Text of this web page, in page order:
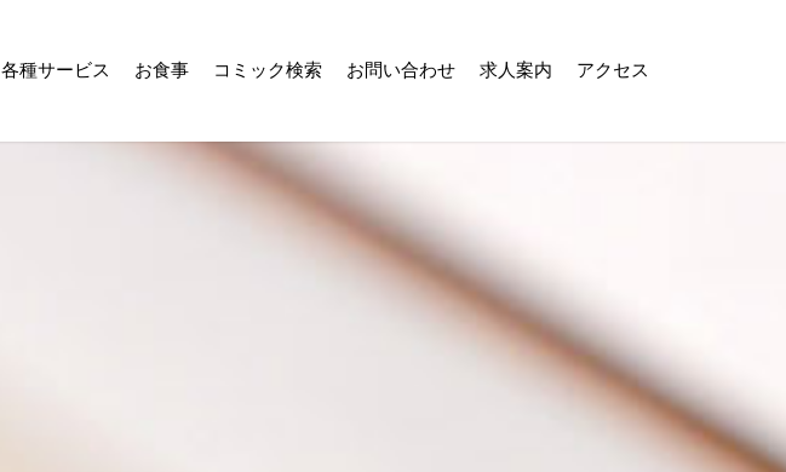
各種サービス お食事 コミック検索 お問い合わせ 求人案内 アクセス